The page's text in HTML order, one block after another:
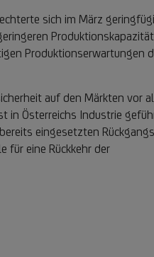
sich im März
Produktionserwartungen
auf den Märkten vor
in Österreichs Industrie
eingesetzten
für eine Rückkehr der